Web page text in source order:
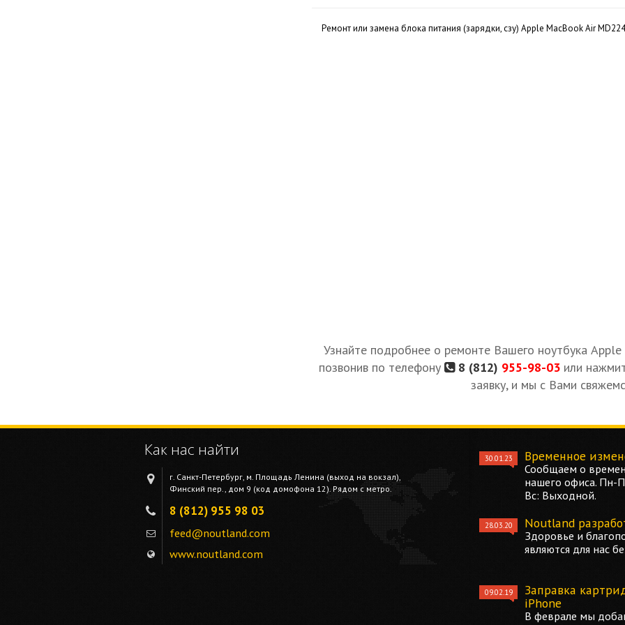
Ремонт или замена блока питания (зарядки, сзу) Apple MacBook Air
Узнайте подробнее о ремонте Вашего ноутбука
позвонив по телефону
8 (812) 955-98-03или
заявку, и мы с Вами
Как нас найти
г. Санкт-Петербург, м. Площадь Ленина (выход на вокзал),
Финский пер., дом 9 (код домофона 12). Рядом с метро.
8 (812) 955 98 03
feed@noutland.com
www.noutland.com
30.01.23 Временное
Сообщаем о
нашего офиса. Пн-
Вс: Выходной.
28.03.20 Noutland
Здоровье и
являются для нас
09.02.19
Заправка
iPhone
В феврале мы